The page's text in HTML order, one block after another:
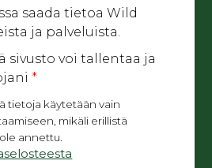
saada tietoa Wild
ja palveluista.
sivusto voi tallentaa ja
*
tietoja käytetään vain
mikäli erillistä
annettu.